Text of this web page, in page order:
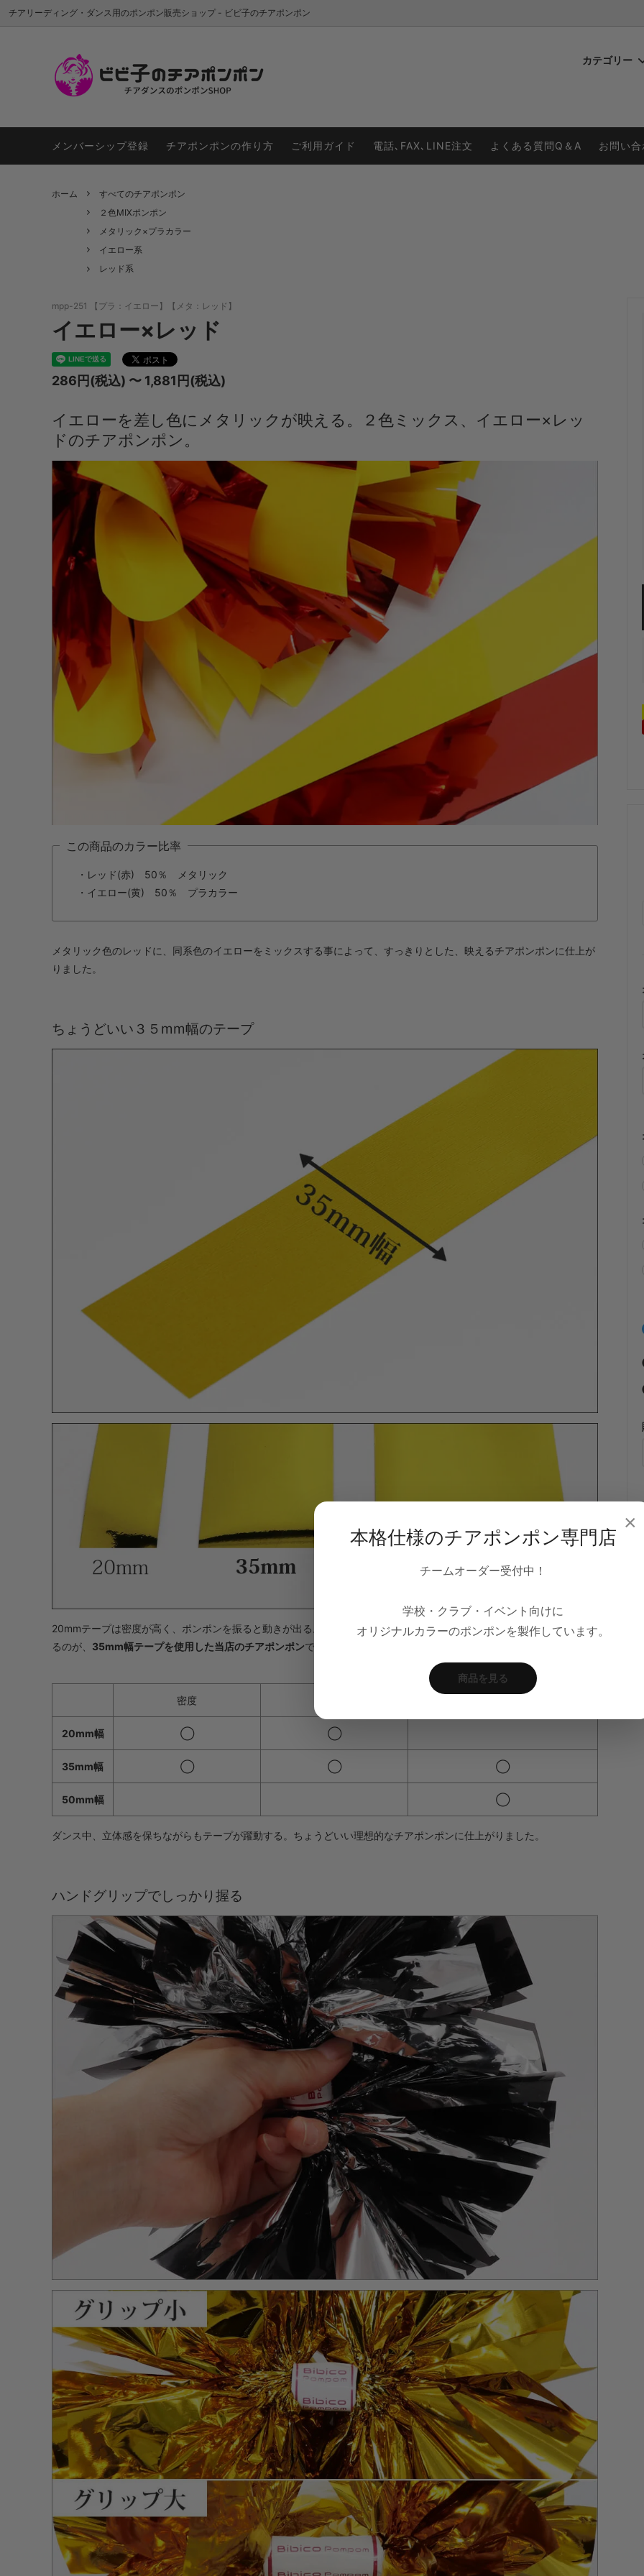
チアリーディング・ダンス用のポンポン販売ショップ - ビビ子のチアポンポン
カテゴリー
ホログラム シルバー系 ゴールド系
オレンジ系
ピンク系
ブラック系
カラーオーダーポンポン ハンドストラップの特徴
メンバーシップ登録 チアポンポンの作り方 ご利用ガイド 電話､FAX､LINE注文 よくある質問Q＆A お問い
ホーム
すべてのチアポンポン
２色MIXポンポン
メタリック×プラカラー
イエロー系
レッド系
mpp-251 【プラ：イエロー】【メタ：レッド】
イエロー×レッド
286円(税込) 〜 1,881円(税込)
イエローを差し色にメタリックが映える。２色ミックス、イエロー×レッ
ドのチアポンポン。
この商品のカラー比率
・レッド(赤) 50％ メタリック
・イエロー(黄) 50％ プラカラー
メタリック色のレッドに、同系色のイエローをミックスする事によって、すっきりとした、映えるチアポンポンに仕上が
りました。
ちょうどいい３５mm幅のテープ
20mmテープは密度が高く、ポンポンを振ると動きが出る。50mmテープは立体感が出る。そんな良い部分を両立してい
るのが、 35mm幅テープを使用した当店のチアポンポンです。
密度
20mm幅 ◯ ◯
35mm幅 ◯ ◯ ◯
50mm幅 ◯
ダンス中、立体感を保ちながらもテープが躍動する。ちょうどいい理想的なチアポンポンに仕上がりました。
ハンドグリップでしっかり握る
×
本格仕様のチアポンポン専門店
チームオーダー受付中！
学校・クラブ・イベント向けに
オリジナルカラーのポンポンを製作しています。
商品を見る